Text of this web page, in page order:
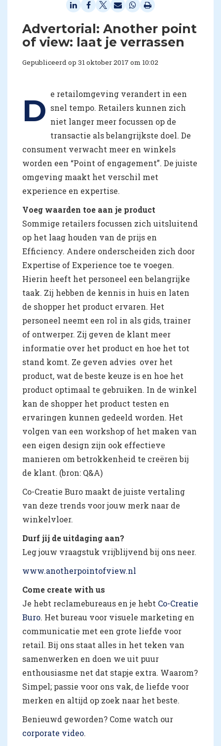
Advertorial: Another point
of view: laat je verrassen
Gepubliceerd op 31 oktober 2017 om 10:02
D e retailomgeving verandert in een
snel tempo. Retailers kunnen zich
niet langer meer focussen op de
transactie als belangrijkste doel. De
consument verwacht meer en winkels
worden een “Point of engagement”. De juiste
omgeving maakt het verschil met
experience en expertise.
Voeg waarden toe aan je product
Sommige retailers focussen zich uitsluitend
op het laag houden van de prijs en
Efficiency. Andere onderscheiden zich door
Expertise of Experience toe te voegen.
Hierin heeft het personeel een belangrijke
taak. Zij hebben de kennis in huis en laten
de shopper het product ervaren. Het
personeel neemt een rol in als gids, trainer
of ontwerper. Zij geven de klant meer
informatie over het product en hoe het tot
stand komt. Ze geven advies over het
product, wat de beste keuze is en hoe het
product optimaal te gebruiken. In de winkel
kan de shopper het product testen en
ervaringen kunnen gedeeld worden. Het
volgen van een workshop of het maken van
een eigen design zijn ook effectieve
manieren om betrokkenheid te creëren bij
de klant. (bron: Q&A)
Co-Creatie Buro maakt de juiste vertaling
van deze trends voor jouw merk naar de
winkelvloer.
Durf jij de uitdaging aan?
Leg jouw vraagstuk vrijblijvend bij ons neer.
www.anotherpointofview.nl
Come create with us
Je hebt reclamebureaus en je hebt Co-Creatie
Buro. Het bureau voor visuele marketing en
communicatie met een grote liefde voor
retail. Bij ons staat alles in het teken van
samenwerken en doen we uit puur
enthousiasme net dat stapje extra. Waarom?
Simpel; passie voor ons vak, de liefde voor
merken en altijd op zoek naar het beste.
Benieuwd geworden? Come watch our
corporate video.